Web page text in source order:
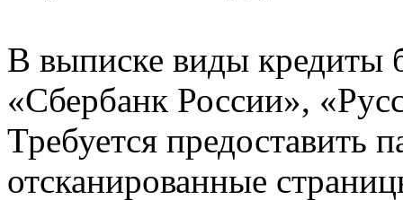
В выписке виды кредиты
«Сбербанк России»,
Требуется предоставить
отсканированные